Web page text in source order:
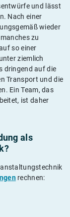
und lässt
Nach einer
wieder
zu
so einer
ziemlich
dringend auf die
Transport und die
Ein Team, das
ist daher
als
rechnen: